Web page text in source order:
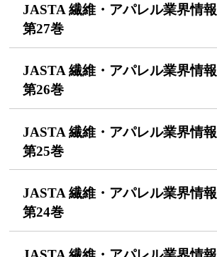
JASTA 繊維・アパレル業界情報
第27巻
JASTA 繊維・アパレル業界情報
第26巻
JASTA 繊維・アパレル業界情報
第25巻
JASTA 繊維・アパレル業界情報
第24巻